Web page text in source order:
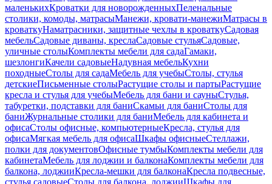
маленькихКроватки для новорожденныхПеленальные
столики, комоды, матрасыМанежи, кровати-манежиМатрасы в
кроваткуНаматрасники, защитные чехлы в кроваткуСадовая
мебельСадовые диваны, креслаСадовые стульяСадовые,
уличные столыКомплекты мебели для садаГамаки,
шезлонгиКачели садовыеНадувная мебельКухни
походныеСтолы для садаМебель для учебыСтолы, стулья
детскиеПисьменные столыРастущие столы и партыРастущие
кресла и стулья для учебыМебель для бани и сауныСтулья,
табуретки, подставки для баниСкамьи для баниСтолы для
баниЖурнальные столики для баниМебель для кабинета и
офисаСтолы офисные, компьютерныеКресла, стулья для
офисаМягкая мебель для офисаШкафы офисныеСтеллажи,
полки для документовОфисные тумбыКомплекты мебели для
кабинетаМебель для лоджии и балконаКомплекты мебели для
балкона, лоджииКресла-мешки для балконаКресла подвесные,
стулья садовыеСтолы для балкона, лоджииШкафы для